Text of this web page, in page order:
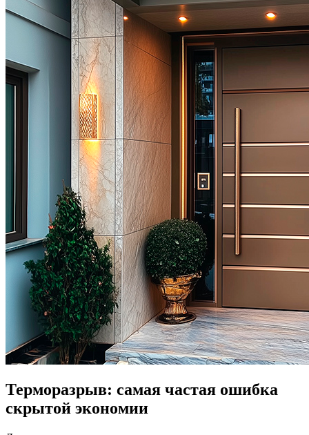
Терморазрыв: самая частая ошибка
скрытой экономии